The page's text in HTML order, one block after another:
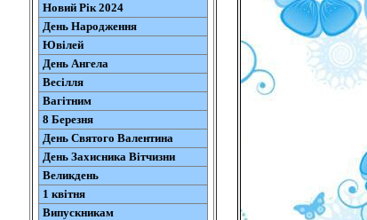
Новий Рік 2024
День Народження
Ювілей
День Ангела
Весілля
Вагітним
8 Березня
День Святого Валентина
День Захисника Вітчизни
Великдень
1 квітня
Випускникам